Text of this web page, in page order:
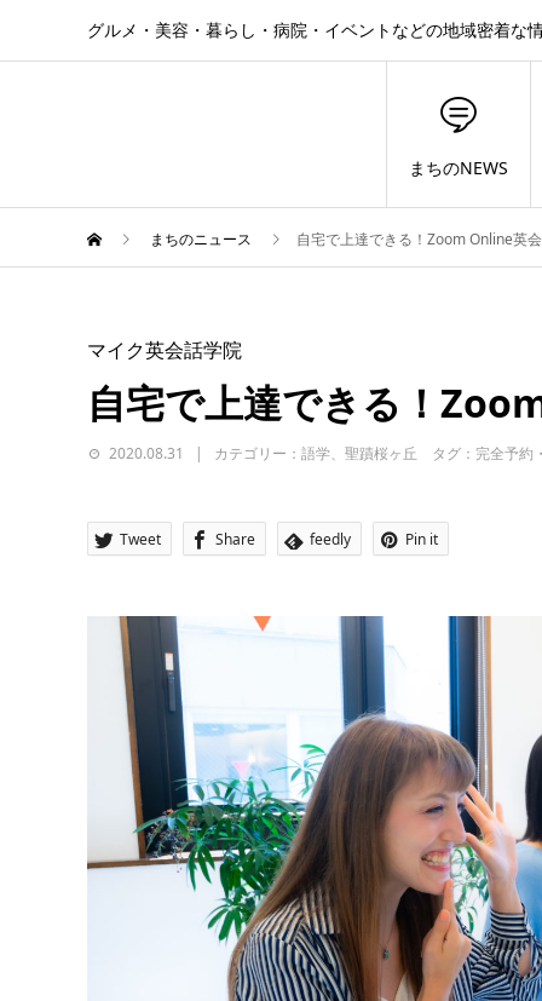
グルメ・美容・暮らし・病院・イベントなどの地域密着な
まちのNEWS
まちのニュース 自宅で上達できる！Zoom Online英
マイク英会話学院
自宅で上達できる！
2020.08.31 カテゴリー：語学、聖蹟桜ヶ丘 タグ：完全予約
Tweet Share feedly Pin it